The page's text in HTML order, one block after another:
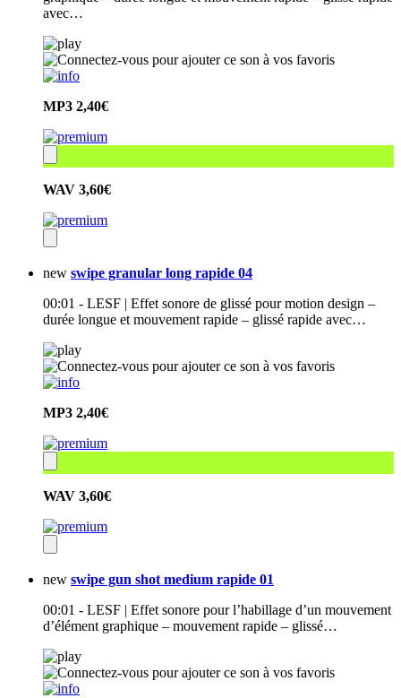
avec…
MP3 2,40€
WAV 3,60€
new swipe granular long rapide 04
00:01 - LESF | Effet sonore de glissé pour motion design –
durée longue et mouvement rapide – glissé rapide avec…
MP3 2,40€
WAV 3,60€
new swipe gun shot medium rapide 01
00:01 - LESF | Effet sonore pour l’habillage d’un mouvement
d’élément graphique – mouvement rapide – glissé…